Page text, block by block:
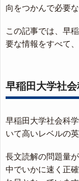
向をつかんで必要
この記事では、早
要な情報をすべて
早稲田大学社
早稲田大学社会科
いて高いレベルの
長文読解の問題量
中でいかに速く正